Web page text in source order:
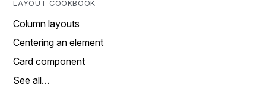
LAYOUT COOKBOOK
Column layouts
Centering an element
Card component
See all…